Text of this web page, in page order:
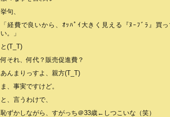
挙句、
「経費で良いから、ｵｯﾊﾟｲ大きく見える『ﾇｰﾌﾞﾗ』買
い。」
と(T_T)
何それ、何代？販売促進費？
あんまりっすよ、親方(T_T)
ま、事実ですけど。
と、言うわけで、
恥ずかしながら、すがっち＠33歳←しつこいな（笑）